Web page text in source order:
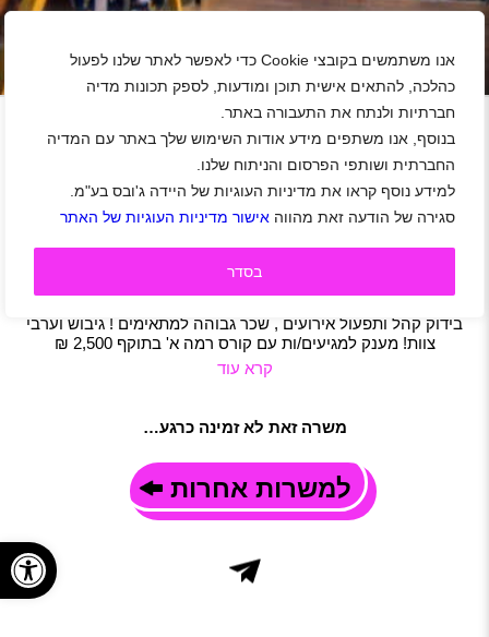
אנו משתמשים בקובצי Cookie כדי לאפשר לאתר שלנו לפעול
כהלכה, להתאים אישית תוכן ומודעות, לספק תכונות מדיה
חברתיות ולנתח את התעבורה באתר.
בנוסף, אנו משתפים מידע אודות השימוש שלך באתר עם המדיה
החברתית ושותפי הפרסום והניתוח שלנו.
למידע נוסף קראו את מדיניות העוגיות של היידה ג'ובס בע"מ.
סגירה של הודעה זאת מהווה אישור מדיניות העוגיות של האתר
בסדר
+
מאבטחים/ות לסינימה סיטי גלילות
אזור מרכז|אזור השרון| גליל ים|הרצליה| כפר שמריהו |נתניה
תל אביב-יפו|רמת השרון|רעננה|סטודנטים|חיילים משוחררים
תיאור משרה
בידוק קהל ותפעול אירועים , שכר גבוהה למתאימים ! גיבוש וערבי
צוות! מענק למגיעים/ות עם קורס רמה א' בתוקף 2,500 ₪
קרא עוד
משרה זאת לא זמינה כרגע…
למשרות אחרות